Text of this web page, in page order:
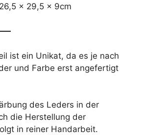
x 29,5 x 9cm
ist ein Unikat, da es je nach
und Farbe erst angefertigt
des Leders in der
die Herstellung der
in reiner Handarbeit.